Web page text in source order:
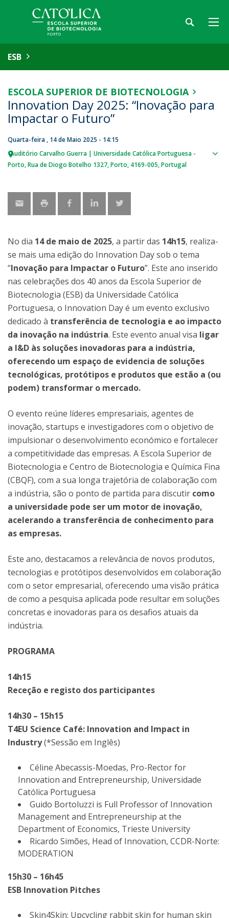
ESB
ESCOLA SUPERIOR DE BIOTECNOLOGIA
Innovation Day 2025: “Inovação para
Impactar o Futuro”
Quarta-feira , 14 de Maio 2025 - 14:15
Auditório Carvalho Guerra | Universidade Católica Portuguesa -
Porto Rua de Diogo Botelho 1327 Porto 4169-005 Portugal
No dia 14 de maio de 2025, a partir das 14h15, realiza-
se mais uma edição do Innovation Day sob o tema
“Inovação para Impactar o Futuro”. Este ano inserido
nas celebrações dos 40 anos da Escola Superior de
Biotecnologia (ESB) da Universidade Católica
Portuguesa, o Innovation Day é um evento exclusivo
dedicado à transferência de tecnologia e ao impacto
da inovação na indústria. Este evento anual visa ligar
a I&D às soluções inovadoras para a indústria,
oferecendo um espaço de evidencia de soluções
tecnológicas, protótipos e produtos que estão a (ou
podem) transformar o mercado.
O evento reúne líderes empresariais, agentes de
inovação, startups e investigadores com o objetivo de
impulsionar o desenvolvimento económico e fortalecer
a competitividade das empresas. A Escola Superior de
Biotecnologia e Centro de Biotecnologia e Química Fina
(CBQF), com a sua longa trajetória de colaboração com
a indústria, são o ponto de partida para discutir como
a universidade pode ser um motor de inovação,
acelerando a transferência de conhecimento para
as empresas.
Este ano, destacamos a relevância de novos produtos,
tecnologias e protótipos desenvolvidos em colaboração
com o setor empresarial, oferecendo uma visão prática
de como a pesquisa aplicada pode resultar em soluções
concretas e inovadoras para os desafios atuais da
indústria.
PROGRAMA
14h15
Receção e registo dos participantes
14h30 – 15h15
T4EU Science Café: Innovation and Impact in
Industry(*Sessão em Inglês)
Céline Abecassis-Moedas, Pro-Rector for
Innovation and Entrepreneurship, Universidade
Católica Portuguesa
Guido Bortoluzzi is Full Professor of Innovation
Management and Entrepreneurship at the
Department of Economics, Trieste University
Ricardo Simões, Head of Innovation, CCDR-Norte:
MODERATION
15h30 – 16h45
ESB Innovation Pitches
Skin4Skin: Upcycling rabbit skin for human skin